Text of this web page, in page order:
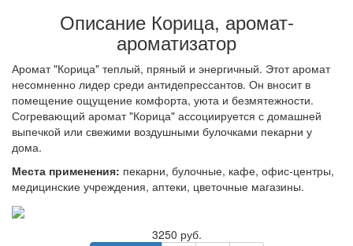
Описание Корица, аромат-
ароматизатор
Аромат "Корица" теплый, пряный и энергичный. Этот аромат
несомненно лидер среди антидепрессантов. Он вносит в
помещение ощущение комфорта, уюта и безмятежности.
Согревающий аромат "Корица" ассоциируется с домашней
выпечкой или свежими воздушными булочками пекарни у
дома.
Места применения: пекарни, булочные, кафе, офис-центры,
медицинские учреждения, аптеки, цветочные магазины.
3250 руб.